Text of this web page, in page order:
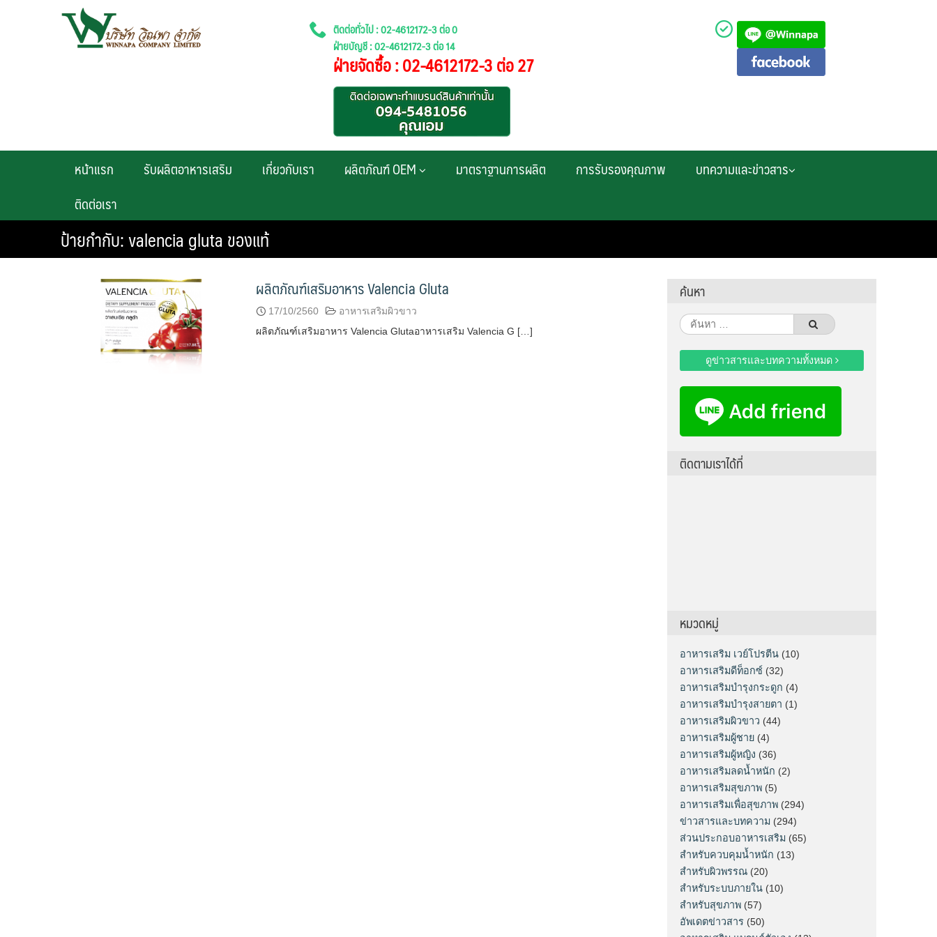
ติดต่อทั่วไป : 02-4612172-3 ต่อ 0
ฝ่ายบัญชี : 02-4612172-3 ต่อ 14
ฝ่ายจัดซื้อ : 02-4612172-3 ต่อ 27
หน้าแรก รับผลิตอาหารเสริม เกี่ยวกับเรา ผลิตภัณฑ์ OEM มาตราฐานการผลิต การรับรองคุณภาพ
บทความและข่าวสาร
ติดต่อเรา
ป้ายกำกับ:valencia gluta ของแท้
ผลิตภัณฑ์เสริมอาหาร Valencia Gluta
17/10/2560
อาหารเสริมผิวขาว
ผลิตภัณฑ์เสริมอาหาร Valencia Glutaอาหารเสริม Valencia G […]
ค้นหา
ค้นหา
สำหรับ:
ดูข่าวสารและบทความทั้งหมด
ติดตามเราได้ที่
หมวดหมู่
อาหารเสริม เวย์โปรตีน (10)
อาหารเสริมดีท็อกซ์ (32)
อาหารเสริมบำรุงกระดูก (4)
อาหารเสริมบำรุงสายตา (1)
อาหารเสริมผิวขาว (44)
อาหารเสริมผู้ชาย (4)
อาหารเสริมผู้หญิง (36)
อาหารเสริมลดน้ำหนัก (2)
อาหารเสริมสุขภาพ (5)
อาหารเสริมเพื่อสุขภาพ (294)
ข่าวสารและบทความ (294)
ส่วนประกอบอาหารเสริม (65)
สำหรับควบคุมน้ำหนัก (13)
สำหรับผิวพรรณ (20)
สำหรับระบบภายใน (10)
สำหรับสุขภาพ (57)
อัพเดตข่าวสาร (50)